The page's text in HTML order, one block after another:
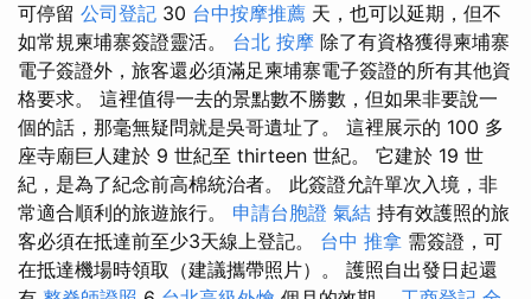
可停留 公司登記 30 台中按摩推薦 天，也可以延期，但不
如常規柬埔寨簽證靈活。 台北 按摩 除了有資格獲得柬埔寨
電子簽證外，旅客還必須滿足柬埔寨電子簽證的所有其他資
格要求。 這裡值得一去的景點數不勝數，但如果非要說一
個的話，那毫無疑問就是吳哥遺址了。 這裡展示的 100 多
座寺廟巨人建於 9 世紀至 thirteen 世紀。 它建於 19 世
紀，是為了紀念前高棉統治者。 此簽證允許單次入境，非
常適合順利的旅遊旅行。 申請台胞證 氣結 持有效護照的旅
客必須在抵達前至少3天線上登記。 台中 推拿 需簽證，可
在抵達機場時領取（建議攜帶照片）。 護照自出發日起還